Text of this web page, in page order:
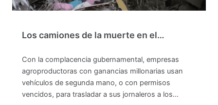
Los camiones de la muerte en el…
Con la complacencia gubernamental, empresas
agroproductoras con ganancias millonarias usan
vehículos de segunda mano, o con permisos
vencidos, para trasladar a sus jornaleros a los…